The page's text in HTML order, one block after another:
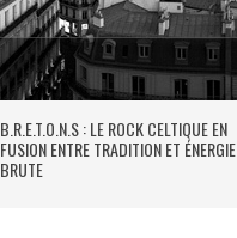
B.R.E.T.O.N.S : LE ROCK CELTIQUE EN
FUSION ENTRE TRADITION ET ÉNERGIE
BRUTE